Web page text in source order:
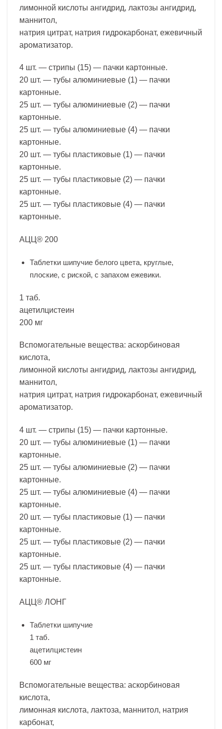
лимонной кислоты ангидрид, лактозы ангидрид,
маннитол,
натрия цитрат, натрия гидрокарбонат, ежевичный
ароматизатор.
4 шт. — стрипы (15) — пачки картонные.
20 шт. — тубы алюминиевые (1) — пачки
картонные.
25 шт. — тубы алюминиевые (2) — пачки
картонные.
25 шт. — тубы алюминиевые (4) — пачки
картонные.
20 шт. — тубы пластиковые (1) — пачки
картонные.
25 шт. — тубы пластиковые (2) — пачки
картонные.
25 шт. — тубы пластиковые (4) — пачки
картонные.
АЦЦ® 200
Таблетки шипучие белого цвета, круглые,
плоские, с риской, с запахом ежевики.
1 таб.
ацетилцистеин
200 мг
Вспомогательные вещества: аскорбиновая
кислота,
лимонной кислоты ангидрид, лактозы ангидрид,
маннитол,
натрия цитрат, натрия гидрокарбонат, ежевичный
ароматизатор.
4 шт. — стрипы (15) — пачки картонные.
20 шт. — тубы алюминиевые (1) — пачки
картонные.
25 шт. — тубы алюминиевые (2) — пачки
картонные.
25 шт. — тубы алюминиевые (4) — пачки
картонные.
20 шт. — тубы пластиковые (1) — пачки
картонные.
25 шт. — тубы пластиковые (2) — пачки
картонные.
25 шт. — тубы пластиковые (4) — пачки
картонные.
АЦЦ® ЛОНГ
Таблетки шипучие
1 таб.
ацетилцистеин
600 мг
Вспомогательные вещества: аскорбиновая
кислота,
лимонная кислота, лактоза, маннитол, натрия
карбонат,